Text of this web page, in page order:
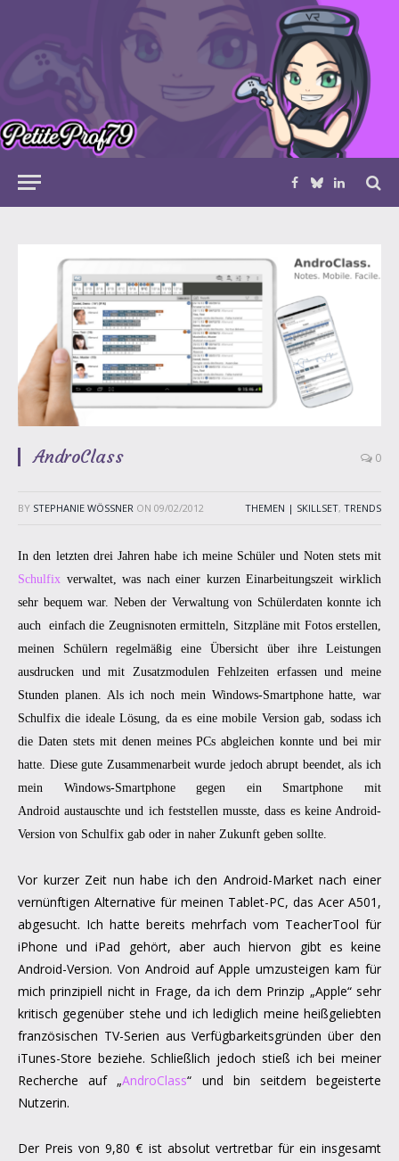
Facebook
BlueskyLinkedIn
AndroClass 0
BY STEPHANIE WÖSSNER ON 09/02/2012 THEMEN | SKILLSET, TRENDS
In den letzten drei Jahren habe ich meine Schüler und Noten stets mit
Schulfix verwaltet, was nach einer kurzen Einarbeitungszeit wirklich
sehr bequem war. Neben der Verwaltung von Schülerdaten konnte ich
auch einfach die Zeugnisnoten ermitteln, Sitzpläne mit Fotos erstellen,
meinen Schülern regelmäßig eine Übersicht über ihre Leistungen
ausdrucken und mit Zusatzmodulen Fehlzeiten erfassen und meine
Stunden planen. Als ich noch mein Windows-Smartphone hatte, war
Schulfix die ideale Lösung, da es eine mobile Version gab, sodass ich
die Daten stets mit denen meines PCs abgleichen konnte und bei mir
hatte. Diese gute Zusammenarbeit wurde jedoch abrupt beendet, als ich
mein Windows-Smartphone gegen ein Smartphone mit
Android austauschte und ich feststellen musste, dass es keine Android-
Version von Schulfix gab oder in naher Zukunft geben sollte.
Vor kurzer Zeit nun habe ich den Android-Market nach einer
vernünftigen Alternative für meinen Tablet-PC, das Acer A501,
abgesucht. Ich hatte bereits mehrfach vom TeacherTool für
iPhone und iPad gehört, aber auch hiervon gibt es keine
Android-Version. Von Android auf Apple umzusteigen kam für
mich prinzipiell nicht in Frage, da ich dem Prinzip „Apple“ sehr
kritisch gegenüber stehe und ich lediglich meine heißgeliebten
französischen TV-Serien aus Verfügbarkeitsgründen über den
iTunes-Store beziehe. Schließlich jedoch stieß ich bei meiner
Recherche auf „AndroClass“ und bin seitdem begeisterte
Nutzerin.
Der Preis von 9,80 € ist absolut vertretbar für ein insgesamt